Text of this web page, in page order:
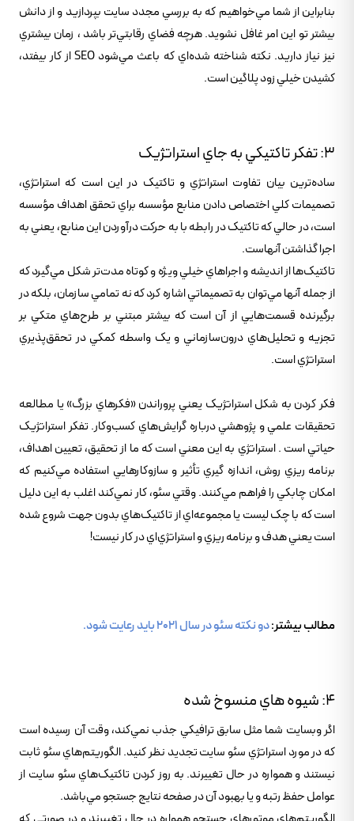
بنابراين از شما مي‌خواهيم که به بررسي مجدد سايت بپردازيد و از دانش
بيشتر تو اين امر غافل نشويد. هرچه فضاي رقابتي‌تر باشد ، زمان بيشتري
نيز نياز داريد. نکته شناخته شده‌اي که باعث مي‌شود SEO از کار بيفتد،
کشيدن خيلي زود پلاگين است.
3: تفکر تاکتيکي به جاي استراتژيک
ساده‌ترين بيان تفاوت استراتژي و تاکتيک در اين است که استراتژي،
تصميمات کلي اختصاص دادن منابع مؤسسه براي تحقق اهداف مؤسسه
است، در حالي که تاکتيک در رابطه با به حرکت درآوردن اين منابع، يعني به
اجرا گذاشتن آنهاست.
تاکتيک‌ها از انديشه و اجراهاي خيلي ويژه و کوتاه مدت‌تر شکل مي‌گيرد که
از جمله آنها مي‌توان به تصميماتي اشاره کرد که نه تمامي سازمان، بلکه در
برگيرنده قسمت‌هايي از آن است که بيشتر مبتني بر طرح‌هاي متکي بر
تجزيه و تحليل‌هاي درون‌سازماني و يک واسطه کمکي در تحقق‌پذيري
استراتژي است.
فکر کردن به شکل استراتژيک يعني پروراندن «فکرهاي بزرگ» يا مطالعه
تحقيقات علمي و پژوهشي درباره گرايش‌هاي کسب‌وکار. تفکر استراتژيک
حياتي است . استراتژي به اين معني است که ما از تحقيق، تعيين اهداف،
برنامه ريزي روش، اندازه گيري تأثير و سازوکارهايي استفاده مي‌کنيم که
امکان چابکي را فراهم مي‌کنند. وقتي سئو، کار نمي‌کند اغلب به اين دليل
است که با چک ليست يا مجموعه‌اي از تاکتيک‌هاي بدون جهت شروع شده
است يعني هدف و برنامه ريزي و استراتژي‌اي در کار نيست!
مطالب بيشتر:دو نکته سئو در سال 2021 بايد رعايت شود.
4: شيوه هاي منسوخ شده
اگر وبسايت شما مثل سابق ترافيکي جذب نمي‌کند، وقت آن رسيده است
که در مورد استراتژي سئو سايت تجديد نظر کنيد. الگوريتم‌هاي سئو ثابت
نيستند و همواره در حال تغييرند. به روز کردن تاکتيک‌هاي سئو سايت از
عوامل حفظ رتبه و يا بهبود آن در صفحه نتايج جستجو مي‌باشد.